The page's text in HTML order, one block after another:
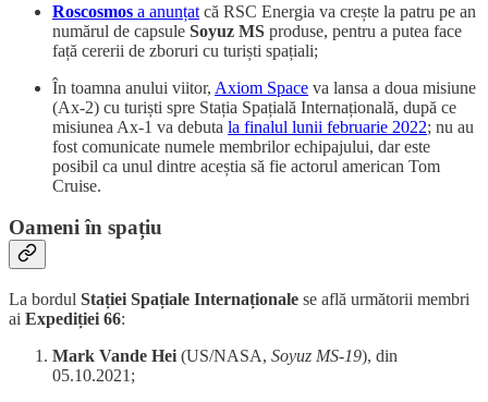
Roscosmos a anunțat că RSC Energia va crește la patru pe an
numărul de capsule Soyuz MS produse, pentru a putea face
față cererii de zboruri cu turiști spațiali;
În toamna anului viitor, Axiom Space va lansa a doua misiune
(Ax-2) cu turiști spre Stația Spațială Internațională, după ce
misiunea Ax-1 va debuta la finalul lunii februarie 2022; nu au
fost comunicate numele membrilor echipajului, dar este
posibil ca unul dintre aceștia să fie actorul american Tom
Cruise.
Oameni în spațiu
La bordul Stației Spațiale Internaționale se află următorii membri
ai Expediției 66:
Mark Vande Hei (US/NASA, Soyuz MS-19), din
05.10.2021;